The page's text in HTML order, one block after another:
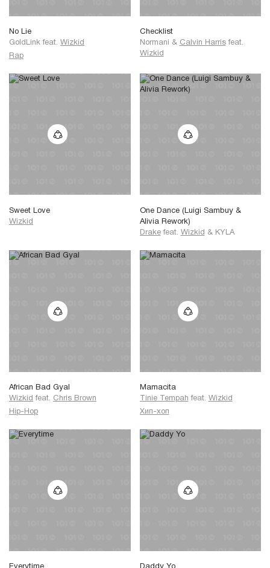
No Lie
GoldLink feat. Wizkid
Rap
Checklist
Normani
& Calvin Harris feat.
Wizkid
Sweet Love
Wizkid
One Dance (Luigi Sambuy &
Alivia Rework)
Drake feat. Wizkid & KYLA
African Bad Gyal
Wizkid feat. Chris Brown
Hip-Hop
Mamacita
Tinie Tempah feat. Wizkid
Хип-хоп